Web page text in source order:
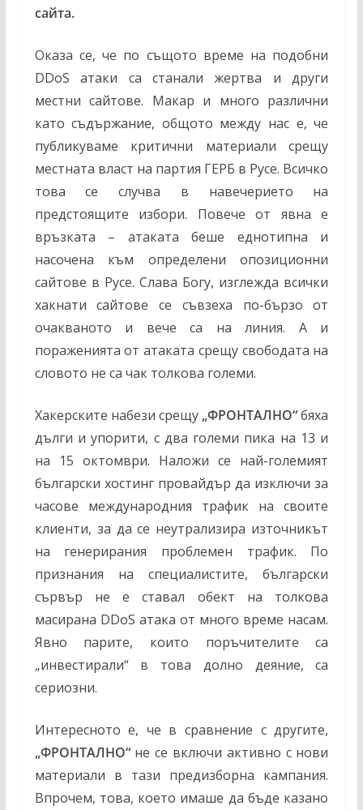
сайта.
Оказа се, че по същото време на подобни
DDoSатаки са станали жертва и други
местни сайтове. Макар и много различни
като съдържание, общото между нас е, че
публикуваме критични материали срещу
местната власт на партия ГЕРБ в Русе. Всичко
това се случва в навечерието на
предстоящите избори. Повече от явна е
връзката – атаката беше еднотипна и
насочена към определени опозиционни
сайтове в Русе. Слава Богу, изглежда всички
хакнати сайтове се съвзеха по-бързо от
очакваното и вече са на линия. А и
пораженията от атаката срещу свободата на
словото не са чак толкова големи.
Хакерските набези срещу „ФРОНТАЛНО“бяха
дълги и упорити, с два големи пика на 13 и
на 15 октомври. Наложи се най-големият
български хостинг провайдър да изключи за
часове международния трафик на своите
клиенти, за да се неутрализира източникът
на генерирания проблемен трафик. По
признания на специалистите, български
сървър не е ставал обект на толкова
масирана DDoS атака от много време насам.
Явно парите, които поръчителите са
„инвестирали“ в това долно деяние, са
сериозни.
Интересното е, че в сравнение с другите,
„ФРОНТАЛНО“не се включи активно с нови
материали в тази предизборна кампания.
Впрочем, това, което имаше да бъде казано